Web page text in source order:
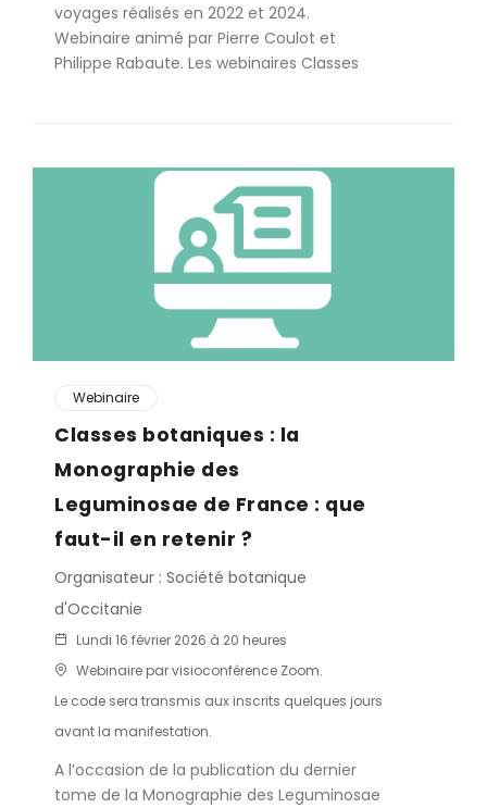
voyages réalisés en 2022 et 2024.
Webinaire animé par Pierre Coulot et
Philippe Rabaute. Les webinaires Classes
Webinaire
Classes botaniques : la
Monographie des
Leguminosae de France : que
faut-il en retenir ?
Organisateur : Société botanique
d'Occitanie
Lundi 16 février 2026 à 20 heures
Webinaire par visioconférence Zoom.
Le code sera transmis aux inscrits quelques jours
avant la manifestation.
A l’occasion de la publication du dernier
tome de la Monographie des Leguminosae